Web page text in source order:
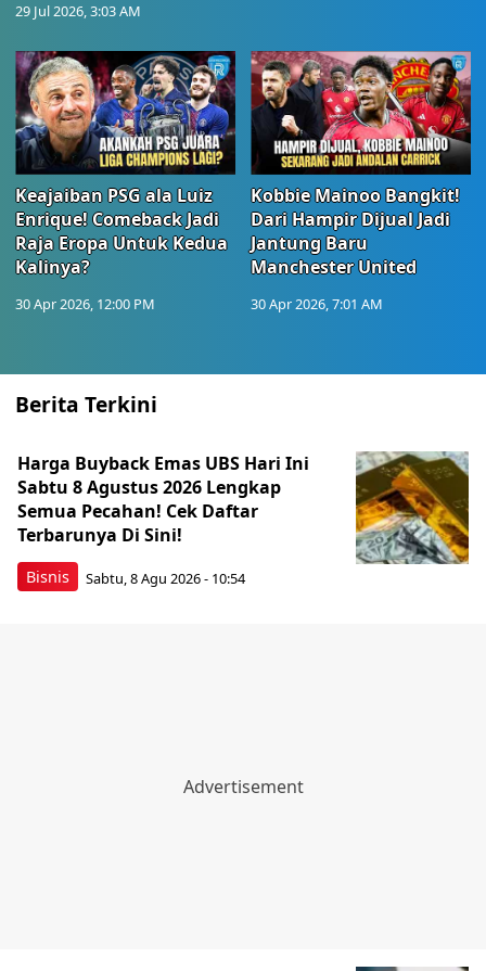
29 Jul 2026, 3:03 AM
Keajaiban PSG ala Luiz
Enrique! Comeback Jadi
Raja Eropa Untuk Kedua
Kalinya?
30 Apr 2026, 12:00 PM
Kobbie Mainoo Bangkit!
Dari Hampir Dijual Jadi
Jantung Baru
Manchester United
30 Apr 2026, 7:01 AM
Berita Terkini
Bisnis
Harga Buyback Emas UBS Hari Ini
Sabtu 8 Agustus 2026 Lengkap
Semua Pecahan! Cek Daftar
Terbarunya Di Sini!
Sabtu, 8 Agu 2026 - 10:54